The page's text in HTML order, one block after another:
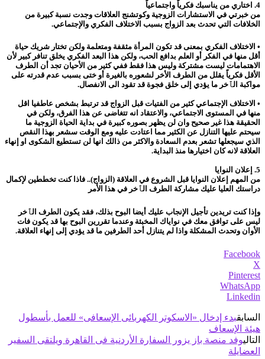
4. اختاري من يناسبك فكرياً واجتماعياً
من خبرتي في الاستشارات الزوجية وكوتشنج العلاقات وجدت نسبة كبيرة من
الخلافات التي تحدث بعد الزواج بسبب الاختلاف الفكري والإجتماعي.
• الاختلاف الفكري بمعنى قد تكون المرأة مثقفة ومتعلمة ولكن تختار شريك حياة
أقل منها في الفكر أو العلم بدافع الحب، ولكن هذا البعد الفكري يخلق تنافر كبير لأن
الاهتمامات ليست مشتركة وليس هذا فقط ففي كثير من الأحيان تجد أن الطرف
الأقل فكرياً يقلل من الطرف الأخر لشعوره بالغيرة أو ختى بسبب عدم قدرته على
مواكبة الٱخر ما يؤدي إلى خلق فجوة قد تقود الى الانفصال.
• الاختلاف الإجتماعي كثير من الفتيات قبل الزواج قد ترتبط بشخص عاطفيا اقل
منها في المستوى الاجتماعي، والاعتقاد انه تتغاضى عن هذا الفرق، ولكن في
الحقيقة هذا غير صحيح وان لن يظهر بصوره كبيرة في بداية الحياة الزوجية ما
سيحتم عليها التنازل عن الكثير مما اعتادت عليه ومع الوقت سشعر بهذا النقص
الذي سيجعلها تشعر بعدم السعادة والاكثر من ذالك انها لن تستطيع الشكوى او إنهاء
العلاقة لانه كان اختيارها منذ البداية.
5. إعلان النوايا
من المهم إعلان النوايا قبل الشروع في العلاقة (الزواج).. فاذا كنت تخططين لإكمال
دراستك العليا عليك مشاركة الطرف الٱخر في هذا الأمر
وإذا كنت تريدين تأجيل الإنجاب عليك أيضا البوح بذلك، فقد يكون الطرف الٱخر
ليس على توافق معك في نواياك المخبئة وعندما تقررين البوح بها قد يكون فات
الأوان وتحدث المشكلة واذا لم يتنازل أحد الطرفين ما قد يؤدي إلى إنهاء العلاقة.
Facebook
X
Pinterest
WhatsApp
Linkedin
السابقبدء إدخال «الاسكوتر الكهربائى الإسعافى» للعمل بأسطول
هيئة الإسعاف
التاليوفد منصة باز يزور السفارة الأردنية فى القاهرة ويلتقى السفير
العضايلة